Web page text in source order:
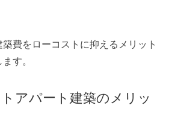
費をローコストに抑えるメリット
す。
トアパート建築のメリッ